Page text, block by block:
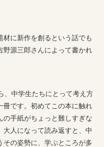
に新作を創るという話でも
源三郎さんによって書かれ
、中学生たちにとって考え方
です。初めてこの本に触れ
手紙がちょっと難しすぎな
人になって読み返すと、中
の姿勢に、学ぶところが多